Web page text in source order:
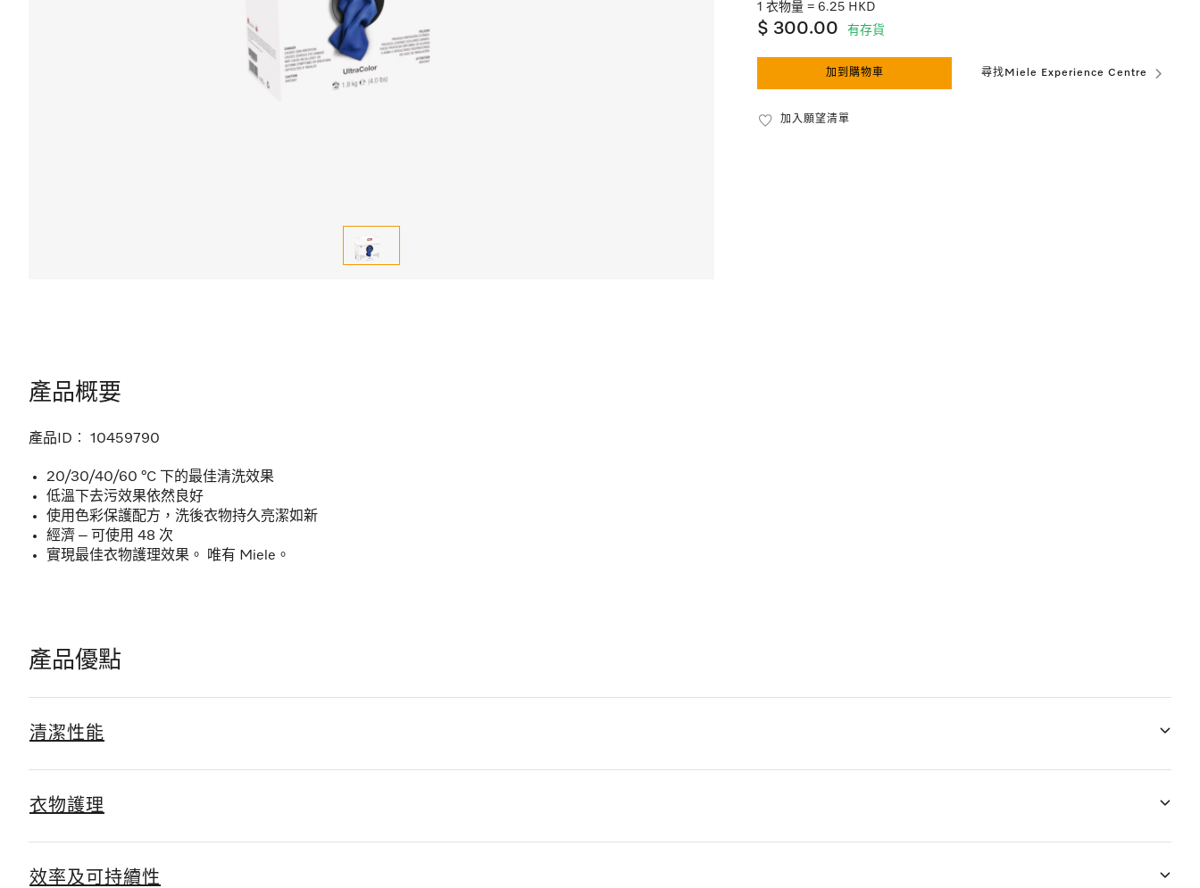
1 衣物量 = 6.25 HKD
$ 300.00 有存貨
加到購物車 尋找Miele Experience Centre
加入願望清單
產品概要
產品ID︰ 10459790
20/30/40/60 °C 下的最佳清洗效果
低溫下去污效果依然良好
使用色彩保護配方，洗後衣物持久亮潔如新
經濟 – 可使用 48 次
實現最佳衣物護理效果。 唯有 Miele。
產品優點
清潔性能
衣物護理
效率及可持續性